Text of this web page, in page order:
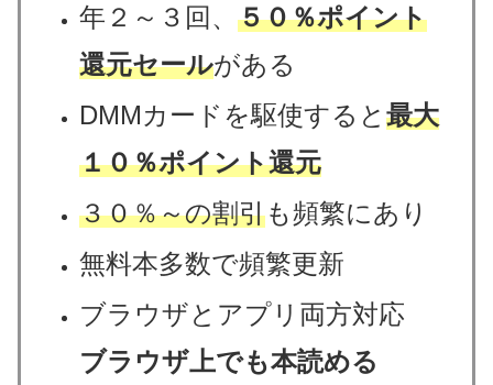
年２～３回、５０％ポイント
還元セールがある
DMMカードを駆使すると最大
１０％ポイント還元
３０％～の割引も頻繁にあり
無料本多数で頻繁更新
ブラウザとアプリ両方対応
ブラウザ上でも本読める